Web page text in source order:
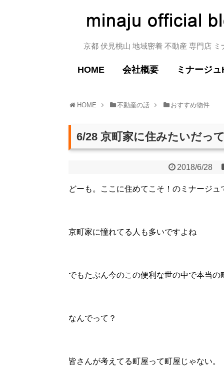
京都 伏見桃山 地域密着 不動産 専門店
HOME 会社概要 ミナージ
HOME 不動産の話 おすすめ物件
6/28 京町家に住みたいだっ
2018/6/28
どーも。ここに住めてこそ！のミナージュ
京町家に憧れてる人も多いですよね
でもたぶん今のこの便利な世の中で本当
なんでって？
皆さんが考えてる町屋って町屋じゃない。